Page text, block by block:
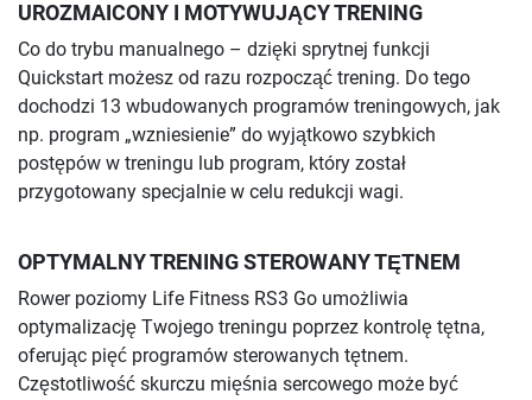
UROZMAICONY I MOTYWUJĄCY TRENING
Co do trybu manualnego – dzięki sprytnej funkcji
Quickstart możesz od razu rozpocząć trening. Do tego
dochodzi 13 wbudowanych programów treningowych, jak
np. program „wzniesienie” do wyjątkowo szybkich
postępów w treningu lub program, który został
przygotowany specjalnie w celu redukcji wagi.
OPTYMALNY TRENING STEROWANY TĘTNEM
Rower poziomy Life Fitness RS3 Go umożliwia
optymalizację Twojego treningu poprzez kontrolę tętna,
oferując pięć programów sterowanych tętnem.
Częstotliwość skurczu mięśnia sercowego może być